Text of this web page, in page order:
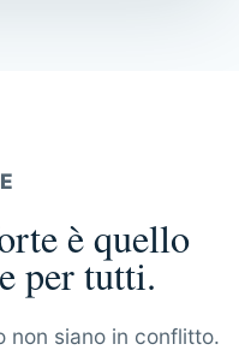
è quello
per tutti.
non siano in conflitto.